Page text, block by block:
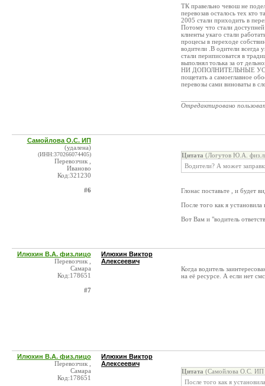
ТК правельно чевош не
перевозав осталось тех кто
2005 стали приходить в
Потому что стали
клиенты укаго стали
процесы в переходе
водители .В одители всегда
стали периписоватся в
выполнял толька за от
НИ ДОПОЛНИТЕЛЬНЫЕ
пощетать а самоеглавное
перевозы сами виноваты в
Отредактировано
Самойлова О.С. ИП
(удалена)
(ИНН:370266074405)
Перевозчик ,
Иваново
Код:321230
#6
Цитата (Логутов Ю.А.
Водители? А может
Глонас поставьте , и будет
После того как я
Вот Вам и "водитель
Илюхин В.А. физ.лицо
Перевозчик ,
Самара
Код:178651
#7
Илюхин Виктор
Алексеевич
Когда водитель
на её ресурсе. А если нет
Илюхин В.А. физ.лицо
Перевозчик ,
Самара
Код:178651
Илюхин Виктор
Алексеевич
Цитата (Самойлова О.С. ИП
После того как я